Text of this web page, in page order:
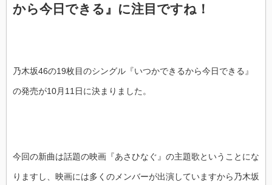
から今日できる』に注目ですね！
乃木坂46の19枚目のシングル『いつかできるから今日できる』
の発売が10月11日に決まりました。
今回の新曲は話題の映画『あさひなぐ』の主題歌ということにな
りますし、映画には多くのメンバーが出演していますから乃木坂